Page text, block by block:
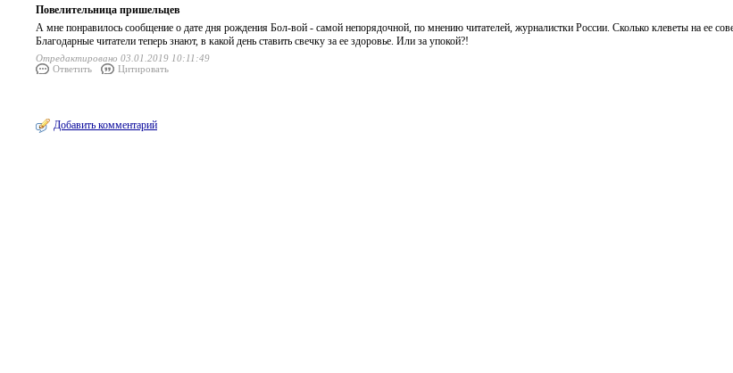
Повелительница пришельцев
А мне понравилось сообщение о дате дня рождения Бол-вой - самой непорядочной, по мнению читателей, журналистки России. Сколько клеветы на ее
Благодарные читатели теперь знают, в какой день ставить свечку за ее здоровье. Или за упокой?!
Отредактировано 03.01.2019 10:11:49
Ответить
Цитировать
Добавить комментарий